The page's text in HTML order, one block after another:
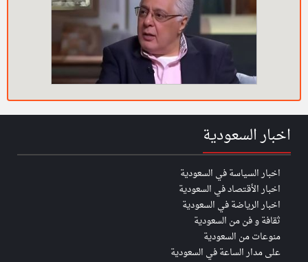
اخبار السعودية
اخبار السياسة في السعودية
اخبار الأقتصاد في السعودية
اخبار الرياضة في السعودية
ثقافة و فن من السعودية
منوعات من السعودية
على مدار الساعة في السعودية